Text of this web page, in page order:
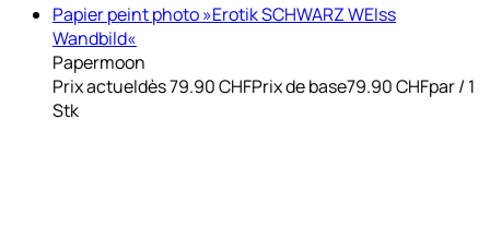
Papier peint photo »Erotik SCHWARZ WEIss
Wandbild«
Papermoon
Prix actueldès79.90 CHFPrix de base79.90 CHFpar/ 1
Stk